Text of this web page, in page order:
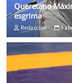
Queretano
esgrima
Redaccion 6